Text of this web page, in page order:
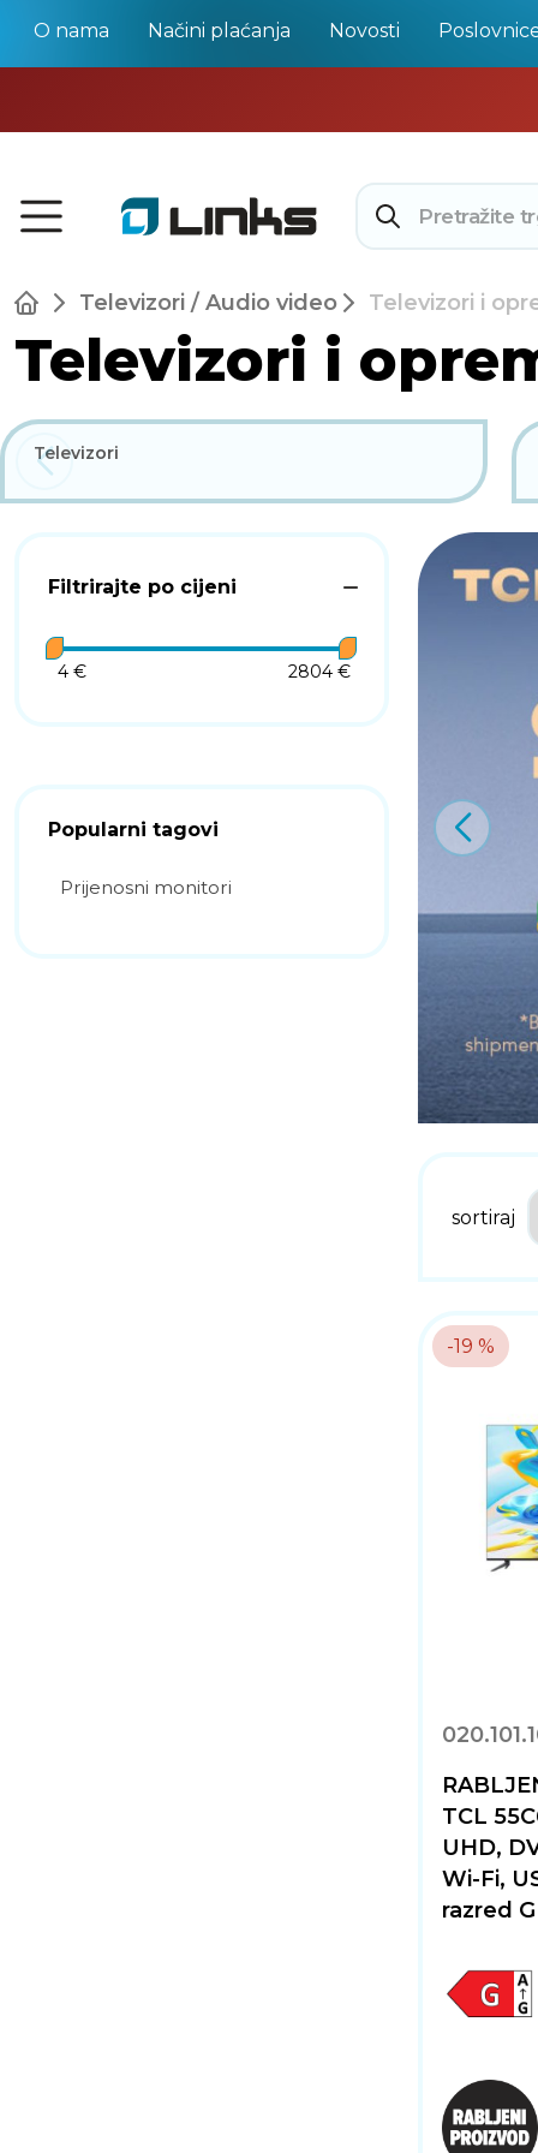
O nama Načini plaćanja Novosti
Televizori / Audio video Televizori i
Televizori i
Televizori
Filtrirajte po cijeni
4 € 2804 €
Popularni tagovi
Prijenosni monitori
sortiraj
-19 %
TCL
UHD,
Wi-Fi,
razred G